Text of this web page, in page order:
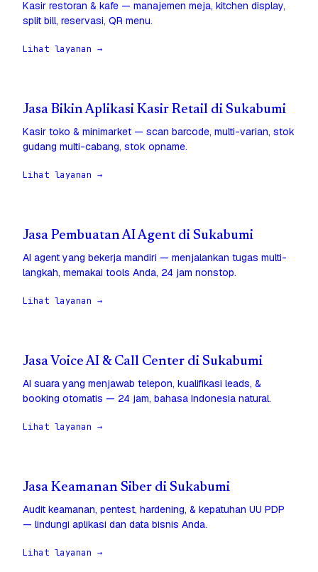
Kasir restoran & kafe — manajemen meja, kitchen display,
split bill, reservasi, QR menu.
Lihat layanan →
Jasa Bikin Aplikasi Kasir Retail di Sukabumi
Kasir toko & minimarket — scan barcode, multi-varian, stok
gudang multi-cabang, stok opname.
Lihat layanan →
Jasa Pembuatan AI Agent di Sukabumi
AI agent yang bekerja mandiri — menjalankan tugas multi-
langkah, memakai tools Anda, 24 jam nonstop.
Lihat layanan →
Jasa Voice AI & Call Center di Sukabumi
AI suara yang menjawab telepon, kualifikasi leads, &
booking otomatis — 24 jam, bahasa Indonesia natural.
Lihat layanan →
Jasa Keamanan Siber di Sukabumi
Audit keamanan, pentest, hardening, & kepatuhan UU PDP
— lindungi aplikasi dan data bisnis Anda.
Lihat layanan →